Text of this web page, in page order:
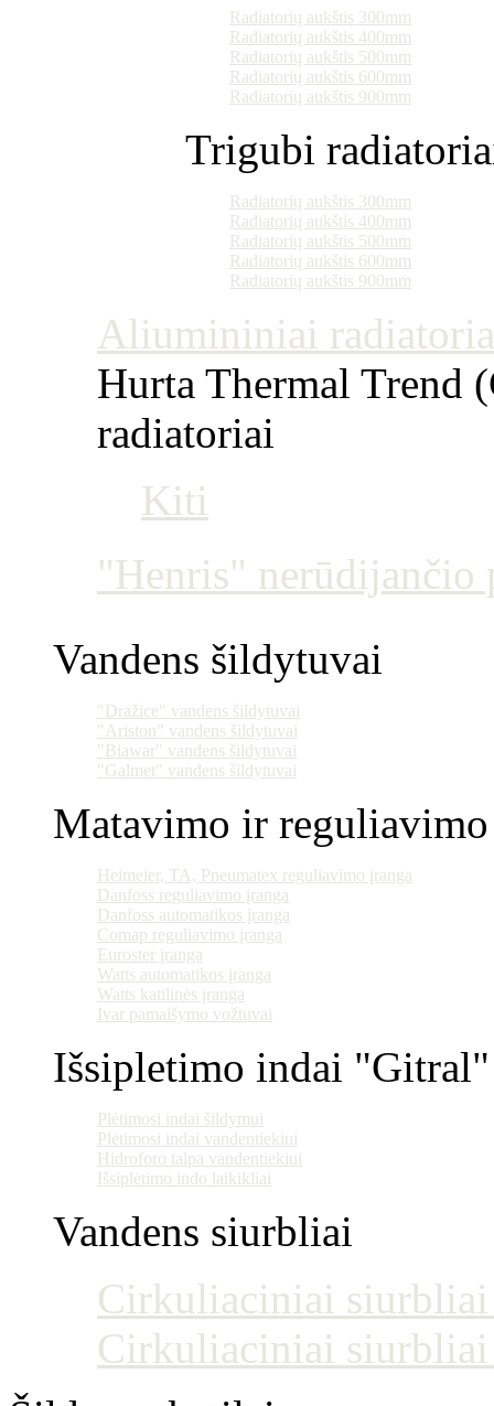
Radiatorių aukštis 300mm
Radiatorių aukštis 400mm
Radiatorių aukštis 500mm
Radiatorių aukštis 600mm
Radiatorių aukštis 900mm
Trigubi
Radiatorių aukštis 300mm
Radiatorių aukštis 400mm
Radiatorių aukštis 500mm
Radiatorių aukštis 600mm
Radiatorių aukštis 900mm
Aliumininiai
Hurta Thermal Trend
radiatoriai
Kiti
"Henris" nerūdijančio
Vandens šildytuvai
"Dražice" vandens šildytuvai
"Ariston" vandens šildytuvai
"Biawar" vandens šildytuvai
"Galmet" vandens šildytuvai
Matavimo ir
Heimeier, TA, Pneumatex reguliavimo įranga
Danfoss reguliavimo įranga
Danfoss automatikos įranga
Comap reguliavimo įranga
Euroster įranga
Watts automatikos įranga
Watts katilinės įranga
Ivar pamaišymo vožtuvai
Išsipletimo indai
Plėtimosi indai šildymui
Plėtimosi indai vandentiekiui
Hidroforo talpa vandentiekiui
Išsiplėtimo indo laikikliai
Vandens siurbliai
Cirkuliaciniai
Cirkuliaciniai